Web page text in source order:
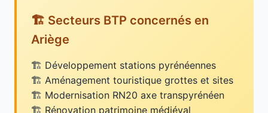
🏗️ Secteurs BTP concernés en
Ariège
Développement stations pyrénéennes
Aménagement touristique grottes et sites
Modernisation RN20 axe transpyrénéen
Rénovation patrimoine médiéval